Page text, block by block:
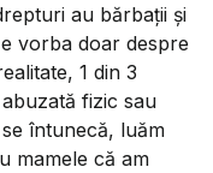
au bărbații și
vorba doar despre
1 din 3
fizic sau
întunecă, luăm
mamele că am